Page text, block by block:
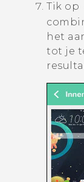
Tik op
het
tot je